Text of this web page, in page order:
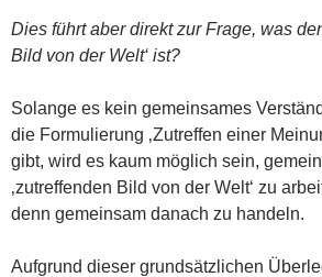
Dies führt aber direkt zur Frage, was
Bild von der Welt‘ ist?
Solange es kein gemeinsames
die Formulierung ‚Zutreffen einer
gibt, wird es kaum möglich sein,
‚zutreffenden Bild von der Welt‘ zu
denn gemeinsam danach zu handeln.
Aufgrund dieser grundsätzlichen